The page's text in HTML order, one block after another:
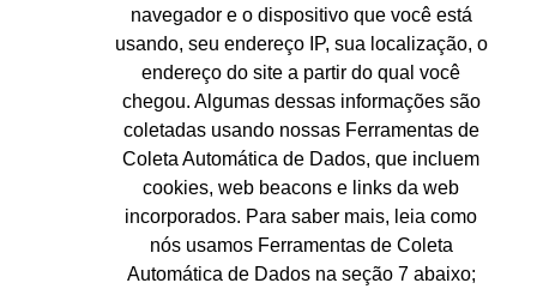
navegador e o dispositivo que você está
usando, seu endereço IP, sua localização, o
endereço do site a partir do qual você
chegou. Algumas dessas informações são
coletadas usando nossas Ferramentas de
Coleta Automática de Dados, que incluem
cookies, web beacons e links da web
incorporados. Para saber mais, leia como
nós usamos Ferramentas de Coleta
Automática de Dados na seção 7 abaixo;